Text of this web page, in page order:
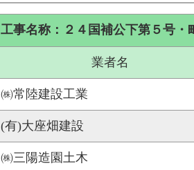
工事名称：２４国補公下第５号
業者名
㈱常陸建設工業
(有)大座畑建設
㈱三陽造園土木